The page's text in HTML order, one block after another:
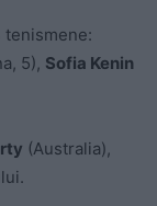
tenismene:
5), Sofia Kenin
(Australia),